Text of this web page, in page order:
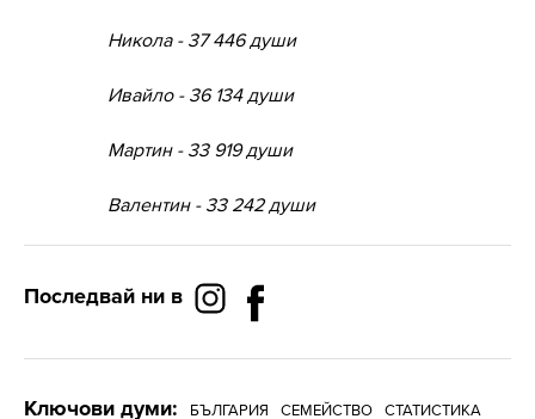
Никола - 37 446 души
Ивайло - 36 134 души
Мартин - 33 919 души
Валентин - 33 242 души
Последвай ни в
Ключови думи: БЪЛГАРИЯ СЕМЕЙСТВО
СТАТИСТИКА